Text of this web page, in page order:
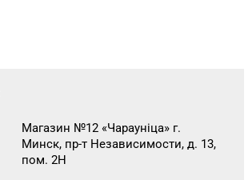
Магазин №12 «Чараунiца» г.
Минск, пр-т Независимости, д. 13,
пом. 2Н